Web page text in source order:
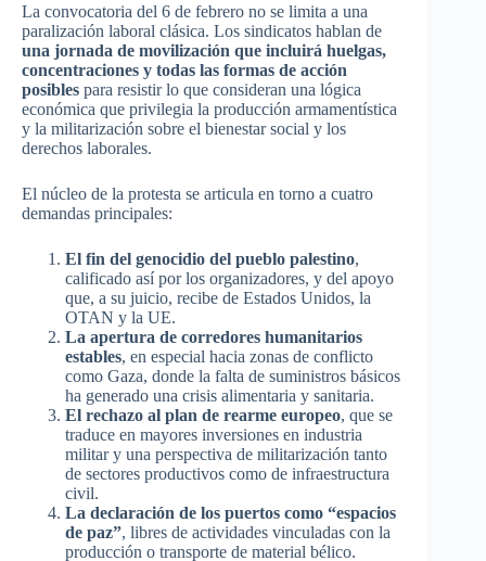
La convocatoria del 6 de febrero no se limita a una
paralización laboral clásica. Los sindicatos hablan de
una jornada de movilización que incluirá huelgas,
concentraciones y todas las formas de acción
posibles para resistir lo que consideran una lógica
económica que privilegia la producción armamentística
y la militarización sobre el bienestar social y los
derechos laborales.
El núcleo de la protesta se articula en torno a cuatro
demandas principales:
El fin del genocidio del pueblo palestino,
calificado así por los organizadores, y del apoyo
que, a su juicio, recibe de Estados Unidos, la
OTAN y la UE.
La apertura de corredores humanitarios
estables, en especial hacia zonas de conflicto
como Gaza, donde la falta de suministros básicos
ha generado una crisis alimentaria y sanitaria.
El rechazo al plan de rearme europeo, que se
traduce en mayores inversiones en industria
militar y una perspectiva de militarización tanto
de sectores productivos como de infraestructura
civil.
La declaración de los puertos como “espacios
de paz”, libres de actividades vinculadas con la
producción o transporte de material bélico.